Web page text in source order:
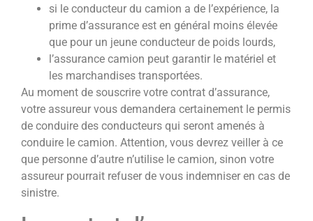
si le conducteur du camion a de l’expérience, la
prime d’assurance est en général moins élevée
que pour un jeune conducteur de poids lourds,
l’assurance camion peut garantir le matériel et
les marchandises transportées.
Au moment de souscrire votre contrat d’assurance,
votre assureur vous demandera certainement le permis
de conduire des conducteurs qui seront amenés à
conduire le camion. Attention, vous devrez veiller à ce
que personne d’autre n’utilise le camion, sinon votre
assureur pourrait refuser de vous indemniser en cas de
sinistre.